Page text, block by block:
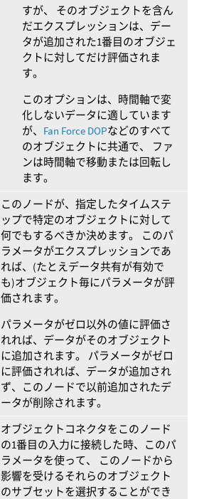
すが、 そのオブジェクトを含ん
だエクスプレッションは、デー
タが追加された1番目のオブジェ
クトに対してだけ評価されま
す。
このオプションは、時間軸で変
化しないデータに適しています
が、 Fan Force DOPなどのすべて
のオブジェクトに共通で、 ファ
ンは時間軸で移動または回転し
ます。
このノードが、指定したタイムステ
ップで特定のオブジェクトに対して
何でもするべきか決めます。 このパ
ラメータがエクスプレッションであ
れば、(たとえデータ共有が有効で
も)オブジェクト毎にパラメータが評
価されます。
パラメータがゼロ以外の値に評価さ
れれば、データがそのオブジェクト
に追加されます。 パラメータがゼロ
に評価されれば、データが追加され
ず、このノードで以前追加されたデ
ータが削除されます。
オブジェクトコネクタをこのノード
の1番目の入力に接続した時、このパ
ラメータを使って、 このノードから
影響を受けるそれらのオブジェクト
のサブセットを選択することができ